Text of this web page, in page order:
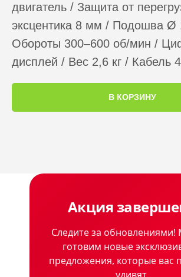
двигатель / Защита от
эксцентика 8 мм / Подошва
Обороты 300–600 об/мин /
дисплей / Вес 2,6 кг / Кабель
В КОРЗИНУ
Акция
Следите за
готовим новые
предложения, которые вас